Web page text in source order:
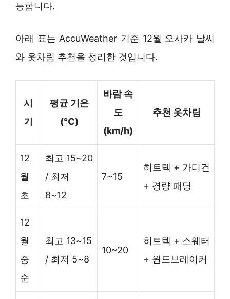
능합니다.
아래 표는 AccuWeather 기준 12월 오사카 날씨
와 옷차림 추천을 정리한 것입니다.
시
기
평균 기온
(°C)
바람 속
도
(km/h)
추천 옷차림
12
월
초
최고 15~20
/ 최저
8~12
7~15
히트텍 + 가디건
+ 경량 패딩
12
월
중
순
최고 13~15
/ 최저 5~8
10~20
히트텍 + 스웨터
+ 윈드브레이커